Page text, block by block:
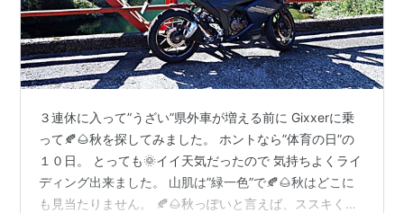
３連休に入って”うざい”県外車が増える前に Gixxerに乗
って🍂🌰秋を探してみました。 ホントなら”体育の日”の
１０日。 とっても🌞イイ天気だったので 気持ちよくライ
ディング出来ました。 山肌は”緑一色”で🍂🌰秋はどこに
も見当たりません。 🍂🌰秋っぽいと言えば、ススキくら